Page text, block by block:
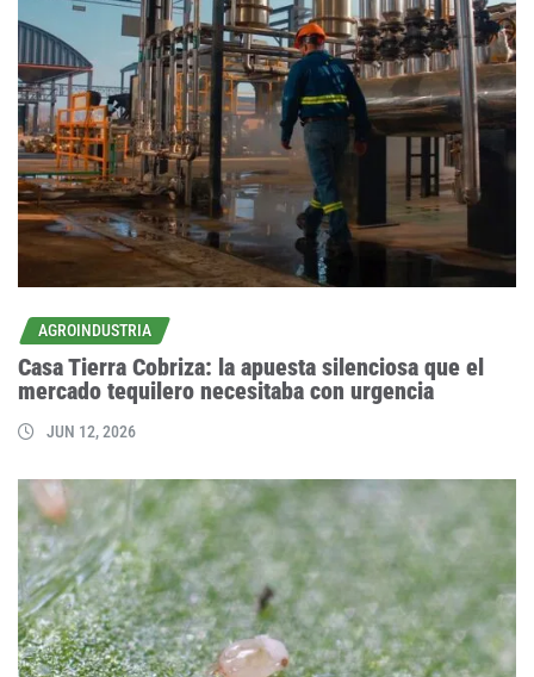
AGROINDUSTRIA
Casa Tierra Cobriza: la apuesta silenciosa que el
mercado tequilero necesitaba con urgencia
JUN 12, 2026